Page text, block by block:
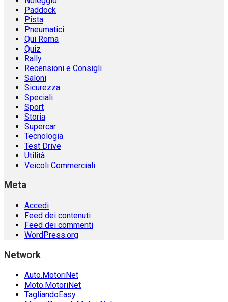
Paddock
Pista
Pneumatici
Qui Roma
Quiz
Rally
Recensioni e Consigli
Saloni
Sicurezza
Speciali
Sport
Storia
Supercar
Tecnologia
Test Drive
Utilità
Veicoli Commerciali
Meta
Accedi
Feed dei contenuti
Feed dei commenti
WordPress.org
Network
Auto.MotoriNet
Moto.MotoriNet
TagliandoEasy